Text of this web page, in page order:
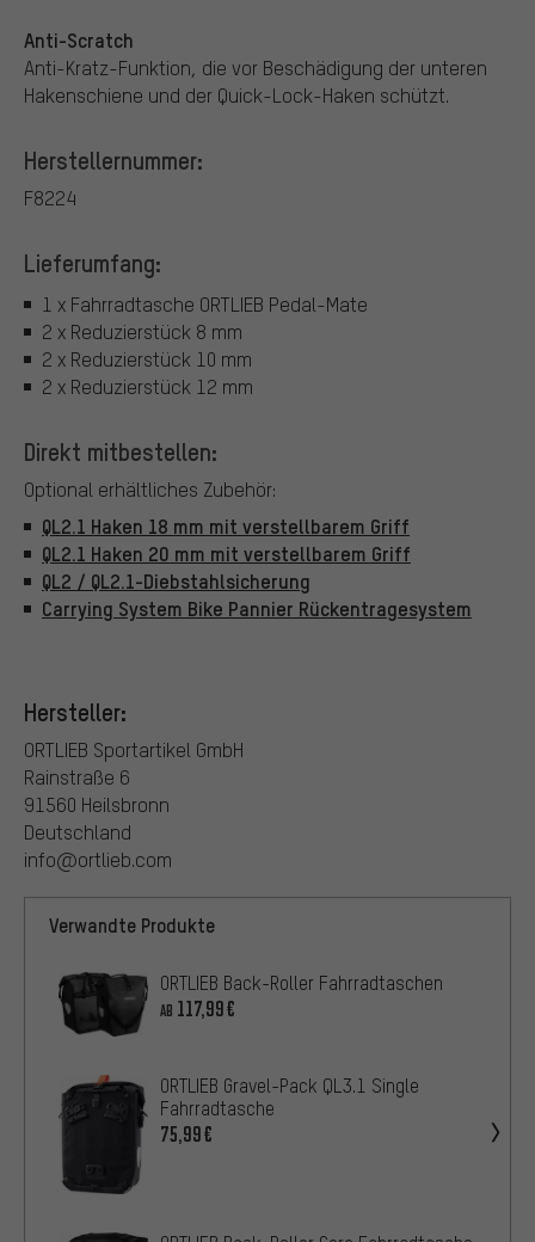
Anti-Scratch
Anti-Kratz-Funktion, die vor Beschädigung der unteren
Hakenschiene und der Quick-Lock-Haken schützt.
Herstellernummer:
F8224
Lieferumfang:
1 x Fahrradtasche ORTLIEB Pedal-Mate
2 x Reduzierstück 8 mm
2 x Reduzierstück 10 mm
2 x Reduzierstück 12 mm
Direkt mitbestellen:
Optional erhältliches Zubehör:
QL2.1 Haken 18 mm mit verstellbarem Griff
QL2.1 Haken 20 mm mit verstellbarem Griff
QL2 / QL2.1-Diebstahlsicherung
Carrying System Bike Pannier Rückentragesystem
Hersteller:
ORTLIEB Sportartikel GmbH
Rainstraße 6
91560 Heilsbronn
Deutschland
info@ortlieb.com
Verwandte Produkte
ORTLIEB Back-Roller Fahrradtaschen
AB 117,99€
ORTLIEB Gravel-Pack QL3.1 Single
Fahrradtasche
75,99€